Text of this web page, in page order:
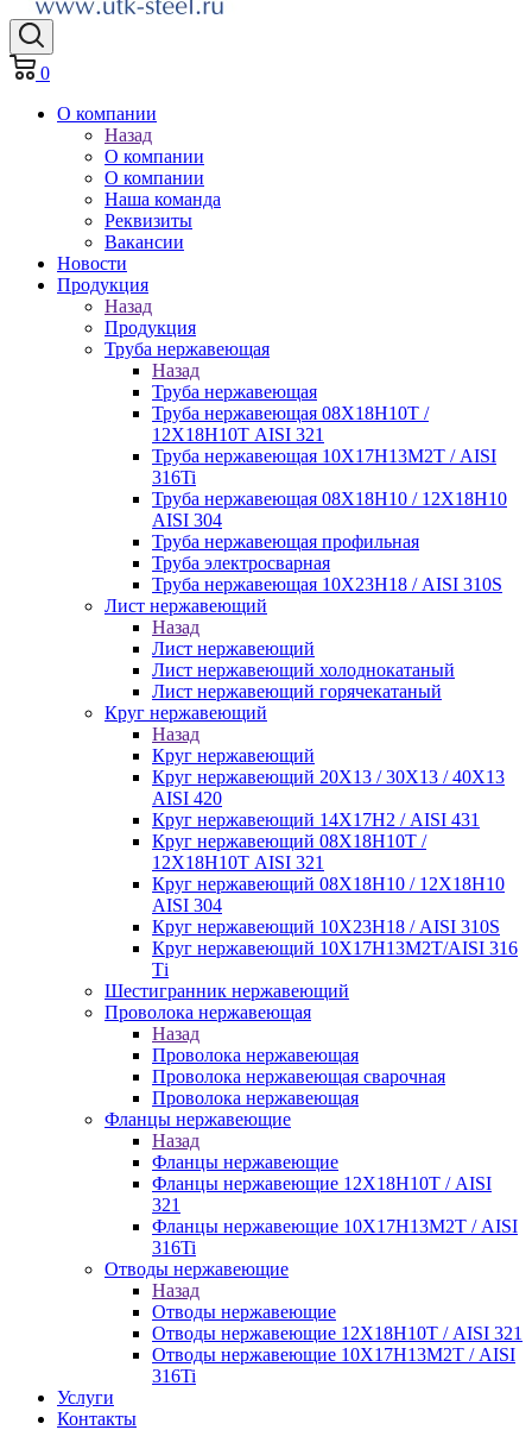
0
О компании
Назад
О компании
О компании
Наша команда
Реквизиты
Вакансии
Новости
Продукция
Назад
Продукция
Труба нержавеющая
Назад
Труба нержавеющая
Труба нержавеющая 08Х18Н10Т /
12Х18Н10Т AISI 321
Труба нержавеющая 10Х17Н13М2Т / AISI
316Ti
Труба нержавеющая 08Х18Н10 / 12Х18Н10
AISI 304
Труба нержавеющая профильная
Труба электросварная
Труба нержавеющая 10Х23Н18 / AISI 310S
Лист нержавеющий
Назад
Лист нержавеющий
Лист нержавеющий холоднокатаный
Лист нержавеющий горячекатаный
Круг нержавеющий
Назад
Круг нержавеющий
Круг нержавеющий 20Х13 / 30Х13 / 40Х13
AISI 420
Круг нержавеющий 14Х17Н2 / AISI 431
Круг нержавеющий 08Х18Н10Т /
12Х18Н10Т AISI 321
Круг нержавеющий 08Х18Н10 / 12Х18Н10
AISI 304
Круг нержавеющий 10Х23Н18 / AISI 310S
Круг нержавеющий 10Х17Н13М2Т/AISI 316
Тi
Шестигранник нержавеющий
Проволока нержавеющая
Назад
Проволока нержавеющая
Проволока нержавеющая сварочная
Проволока нержавеющая
Фланцы нержавеющие
Назад
Фланцы нержавеющие
Фланцы нержавеющие 12Х18Н10Т / AISI
321
Фланцы нержавеющие 10Х17Н13М2Т / AISI
316Ti
Отводы нержавеющие
Назад
Отводы нержавеющие
Отводы нержавеющие 12Х18Н10Т / AISI 321
Отводы нержавеющие 10Х17Н13М2Т / AISI
316Ti
Услуги
Контакты